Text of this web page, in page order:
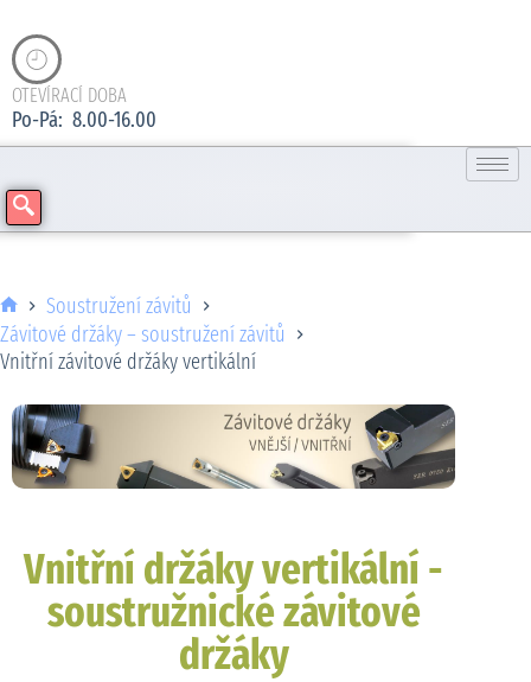
OTEVÍRACÍ DOBA
Po-Pá: 8.00-16.00
Soustružení závitů
Závitové držáky – soustružení závitů
Vnitřní závitové držáky vertikální
Vnitřní držáky vertikální -
soustružnické závitové
držáky